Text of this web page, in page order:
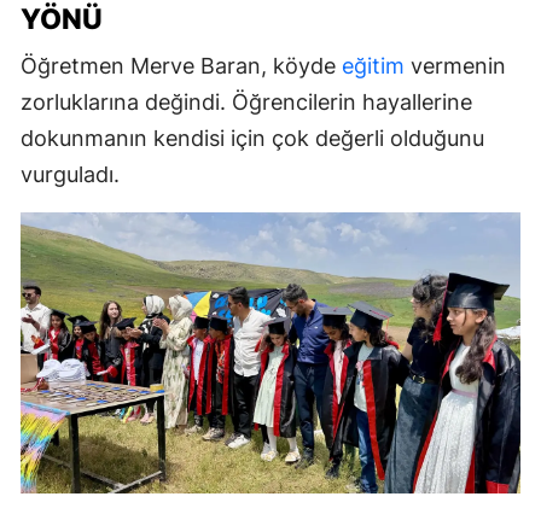
YÖNÜ
Öğretmen Merve Baran, köyde eğitim vermenin
zorluklarına değindi. Öğrencilerin hayallerine
dokunmanın kendisi için çok değerli olduğunu
vurguladı.